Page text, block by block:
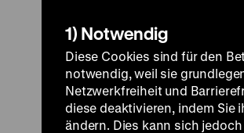
1) Notwendig
Diese Cookies sind für den
notwendig, weil sie
Netzwerkfreiheit und
diese deaktivieren, indem Sie
ändern. Dies kann sich